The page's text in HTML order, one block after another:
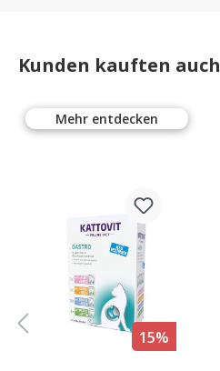
Kunden kauften auch
Mehr entdecken
15%